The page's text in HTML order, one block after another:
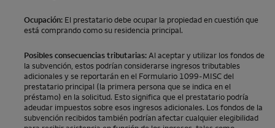
Ocupación: El prestatario debe ocupar la propiedad en cuestión que
está comprando como su residencia principal.
Posibles consecuencias tributarias: Al aceptar y utilizar los fondos de
la subvención, estos podrían considerarse ingresos tributables
adicionales y se reportarán en el Formulario 1099-MISC del
prestatario principal (la primera persona que se indica en el
préstamo) en la solicitud. Esto significa que el prestatario podría
adeudar impuestos sobre esos ingresos adicionales. Los fondos de la
subvención recibidos también podrían afectar cualquier elegibilidad